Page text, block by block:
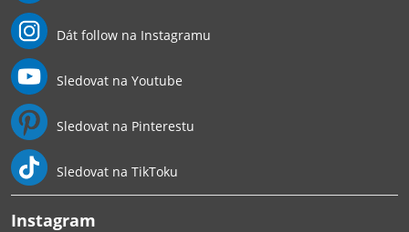
Dát follow na Instagramu
Sledovat na Youtube
Sledovat na Pinterestu
Sledovat na TikToku
Instagram